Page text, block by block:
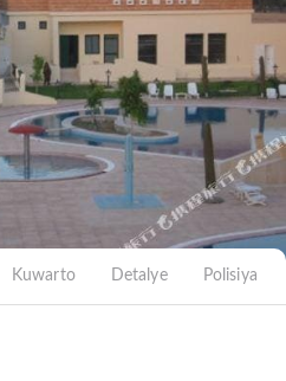
Kuwarto Detalye Polisiya